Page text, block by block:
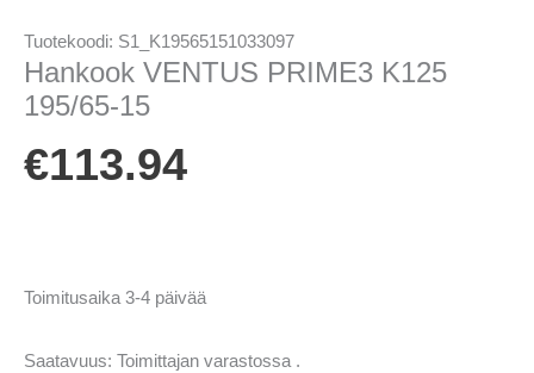
Tuotekoodi: S1_K19565151033097
Hankook VENTUS PRIME3 K125
195/65-15
€113.94
Toimitusaika 3-4 päivää
Saatavuus: Toimittajan varastossa .